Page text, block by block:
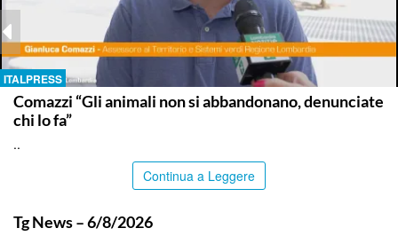
ITALPRESS
Comazzi “Gli animali non si abbandonano, denunciate
chi lo fa”
..
Continua a Leggere
Tg News – 6/8/2026